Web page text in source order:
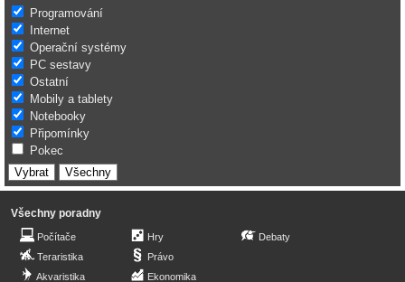
Programování
Internet
Operační systémy
PC sestavy
Ostatní
Mobily a tablety
Notebooky
Připomínky
Pokec
Všechny poradny
Počítače
Teraristika
Akvaristika
Hry
Právo
Ekonomika
Debaty